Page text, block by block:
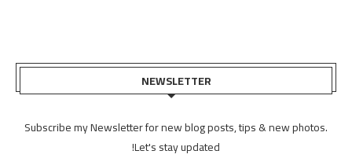
NEWSLETTER
Subscribe my Newsletter for new blog posts, tips & new photos.
Let's stay updated!